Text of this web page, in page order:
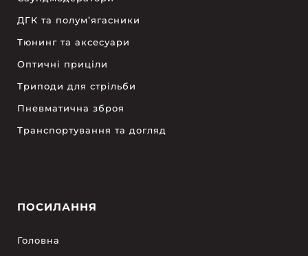
ДГК та полум’ягасники
Тюнинг та аксесуари
Оптичні приціли
Триподи для стрільби
Пневматична зброя
Транспортування та догляд
ПОСИЛАННЯ
Головна